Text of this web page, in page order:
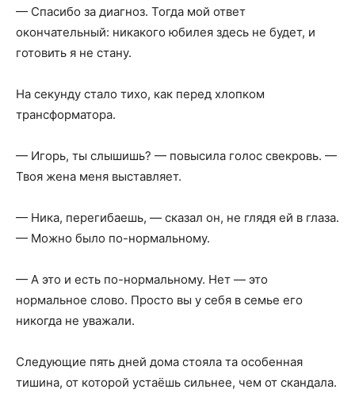
— Спасибо за диагноз. Тогда мой ответ
окончательный: никакого юбилея здесь не будет, и
готовить я не стану.
На секунду стало тихо, как перед хлопком
трансформатора.
— Игорь, ты слышишь? — повысила голос свекровь. —
Твоя жена меня выставляет.
— Ника, перегибаешь, — сказал он, не глядя ей в глаза.
— Можно было по-нормальному.
— А это и есть по-нормальному. Нет — это
нормальное слово. Просто вы у себя в семье его
никогда не уважали.
Следующие пять дней дома стояла та особенная
тишина, от которой устаёшь сильнее, чем от скандала.